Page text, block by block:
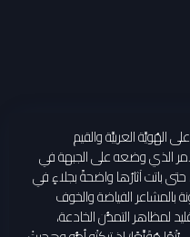
العربيَّة والقيم
الأمر الذي وضعه على الجبهة في
باتت آثارُها واضحةً بجلاءٍ في
بالمشاعر الفياضة والخوف
لمظاهر التمدُّن الخادعة،